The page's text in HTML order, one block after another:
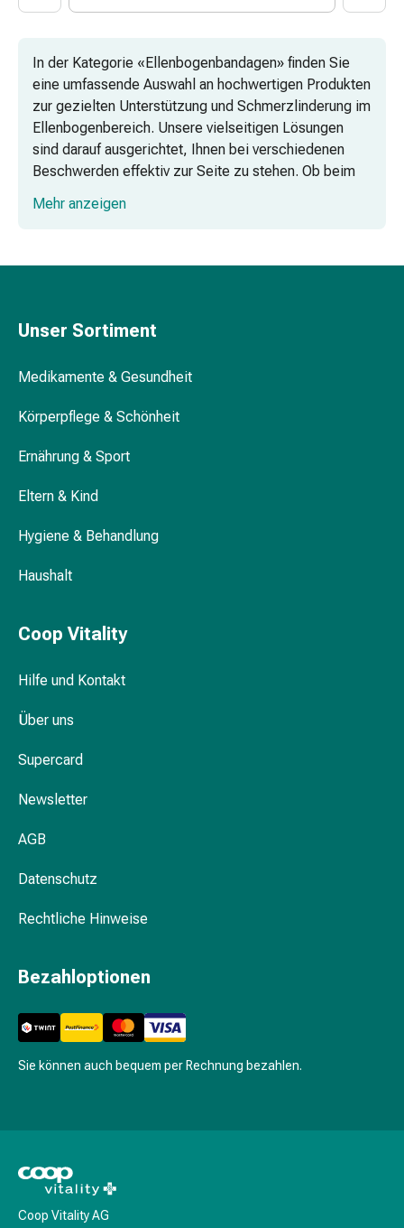
&
Mineralstoffe
Vitamine
Mineralstoffe
Kombipräparate
Zahn-
&
Trockener
Munddesinfektionsmittel
und
Haar-
Haarausfallpräparate
&
Schönheit
Peeling
Reinigung
Pflegegeräte
Für
Haare
Spülungen
&
&
Färbungen
In der Kategorie «Ellenbogenbandagen» finden Sie
eine umfassende Auswahl an hochwertigen Produkten
zur gezielten Unterstützung und Schmerzlinderung im
Ellenbogenbereich. Unsere vielseitigen Lösungen
sind darauf ausgerichtet, Ihnen bei verschiedenen
Beschwerden effektiv zur Seite zu stehen. Ob beim
Sport, im Alltag oder während der Genesung –
entdecken Sie die breite Palette an
Mehr anzeigen
Unser Sortiment
Medikamente & Gesundheit
Körperpflege & Schönheit
Ernährung & Sport
Eltern & Kind
Hygiene & Behandlung
Haushalt
Coop Vitality
Hilfe und Kontakt
Über uns
Supercard
Newsletter
AGB
Datenschutz
Rechtliche Hinweise
Bezahloptionen
Sie können auch bequem per Rechnung bezahlen.
Coop Vitality AG